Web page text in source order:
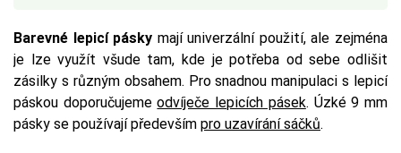
Barevné lepicí pásky mají univerzální použití, ale zejména
je lze využít všude tam, kde je potřeba od sebe odlišit
zásilky s různým obsahem. Pro snadnou manipulaci s lepicí
páskou doporučujemeodvíječe lepicích pásek. Úzké 9 mm
pásky se používají především pro uzavírání sáčků.